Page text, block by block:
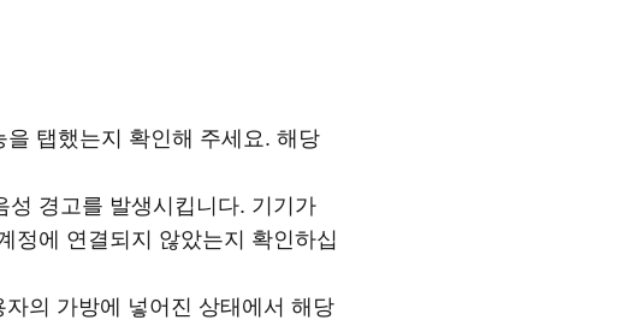
탭했는지 확인해 주세요. 해당
성 경고를 발생시킵니다. 기기가
정에 연결되지 않았는지 확인하십
의 가방에 넣어진 상태에서 해당